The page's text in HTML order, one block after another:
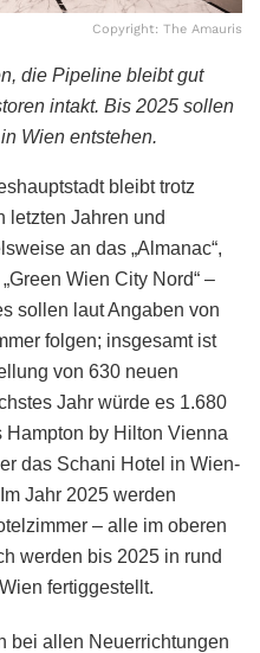
Copyright: The Amauris
die Pipeline bleibt gut
intakt. Bis 2025 sollen
Wien entstehen.
bleibt trotz
letzten Jahren und
an das „Almanac“,
Wien City Nord“ –
sollen laut Angaben von
folgen; insgesamt ist
von 630 neuen
Jahr würde es 1.680
Hampton by Hilton Vienna
das Schani Hotel in Wien-
Jahr 2025 werden
– alle im oberen
werden bis 2025 in rund
fertiggestellt.
bei allen Neuerrichtungen